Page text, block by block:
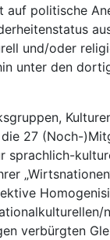
politische
und/oder
unter den
27 (Noch-
sprachlich-
verbürgten